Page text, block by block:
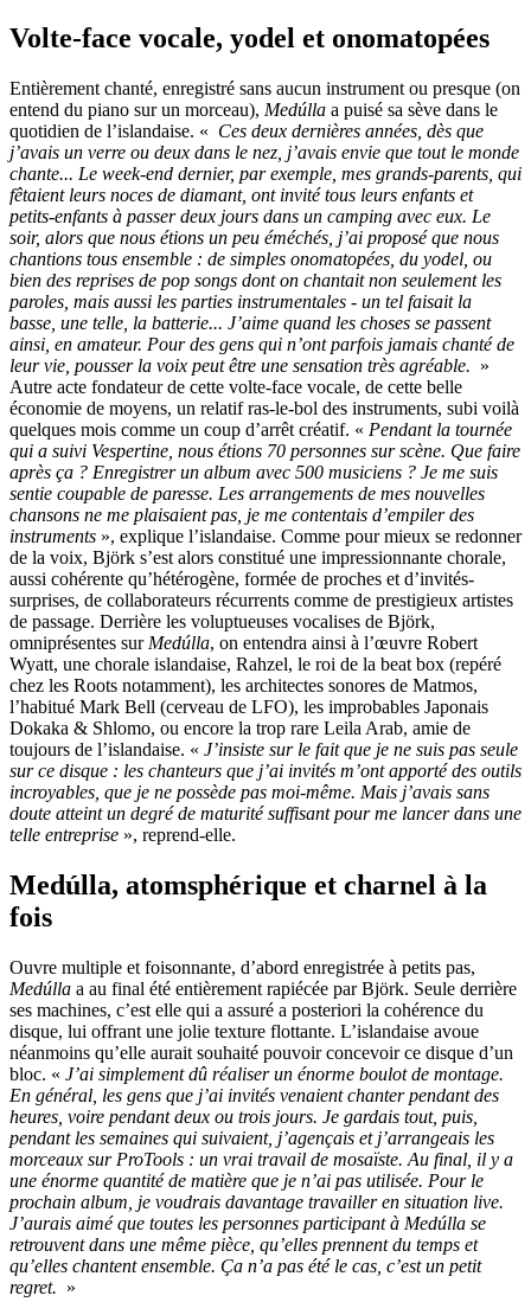
Volte-face vocale, yodel et onomatopées
Entièrement chanté, enregistré sans aucun instrument ou presque (on
entend du piano sur un morceau), Medúlla a puisé sa sève dans le
quotidien de l’islandaise. « Ces deux dernières années, dès que
j’avais un verre ou deux dans le nez, j’avais envie que tout le monde
chante... Le week-end dernier, par exemple, mes grands-parents, qui
fêtaient leurs noces de diamant, ont invité tous leurs enfants et
petits-enfants à passer deux jours dans un camping avec eux. Le
soir, alors que nous étions un peu éméchés, j’ai proposé que nous
chantions tous ensemble : de simples onomatopées, du yodel, ou
bien des reprises de pop songs dont on chantait non seulement les
paroles, mais aussi les parties instrumentales - un tel faisait la
basse, une telle, la batterie... J’aime quand les choses se passent
ainsi, en amateur. Pour des gens qui n’ont parfois jamais chanté de
leur vie, pousser la voix peut être une sensation très agréable. »
Autre acte fondateur de cette volte-face vocale, de cette belle
économie de moyens, un relatif ras-le-bol des instruments, subi voilà
quelques mois comme un coup d’arrêt créatif. « Pendant la tournée
qui a suivi Vespertine , nous étions 70 personnes sur scène. Que faire
après ça ? Enregistrer un album avec 500 musiciens ? Je me suis
sentie coupable de paresse. Les arrangements de mes nouvelles
chansons ne me plaisaient pas, je me contentais d’empiler des
instruments », explique l’islandaise. Comme pour mieux se redonner
de la voix, Björk s’est alors constitué une impressionnante chorale,
aussi cohérente qu’hétérogène, formée de proches et d’invités-
surprises, de collaborateurs récurrents comme de prestigieux artistes
de passage. Derrière les voluptueuses vocalises de Björk,
omniprésentes sur Medúlla, on entendra ainsi à l’œuvre Robert
Wyatt, une chorale islandaise, Rahzel, le roi de la beat box (repéré
chez les Roots notamment), les architectes sonores de Matmos,
l’habitué Mark Bell (cerveau de LFO), les improbables Japonais
Dokaka & Shlomo, ou encore la trop rare Leila Arab, amie de
toujours de l’islandaise. « J’insiste sur le fait que je ne suis pas seule
sur ce disque : les chanteurs que j’ai invités m’ont apporté des outils
incroyables, que je ne possède pas moi-même. Mais j’avais sans
doute atteint un degré de maturité suffisant pour me lancer dans une
telle entreprise », reprend-elle.
Medúlla, atomsphérique et charnel à la
fois
Ouvre multiple et foisonnante, d’abord enregistrée à petits pas,
Medúlla a au final été entièrement rapiécée par Björk. Seule derrière
ses machines, c’est elle qui a assuré a posteriori la cohérence du
disque, lui offrant une jolie texture flottante. L’islandaise avoue
néanmoins qu’elle aurait souhaité pouvoir concevoir ce disque d’un
bloc. « J’ai simplement dû réaliser un énorme boulot de montage.
En général, les gens que j’ai invités venaient chanter pendant des
heures, voire pendant deux ou trois jours. Je gardais tout, puis,
pendant les semaines qui suivaient, j’agençais et j’arrangeais les
morceaux sur ProTools : un vrai travail de mosaïste. Au final, il y a
une énorme quantité de matière que je n’ai pas utilisée. Pour le
prochain album, je voudrais davantage travailler en situation live.
J’aurais aimé que toutes les personnes participant à Medúlla se
retrouvent dans une même pièce, qu’elles prennent du temps et
qu’elles chantent ensemble. Ça n’a pas été le cas, c’est un petit
regret. »